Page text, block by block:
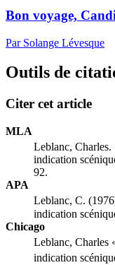
Bon voyage,
Par Solange Lévesque
Outils de
Citer cet article
MLA
Leblanc,
indication
92.
APA
Leblanc, C.
indication
Chicago
Leblanc, Charles
indication